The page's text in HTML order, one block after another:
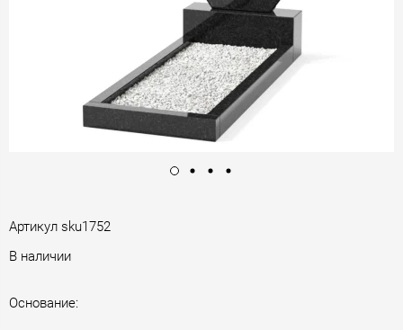
Артикул sku1752
В наличии
Основание: